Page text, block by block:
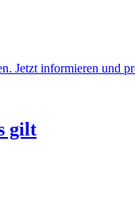
Jetzt informieren und
gilt